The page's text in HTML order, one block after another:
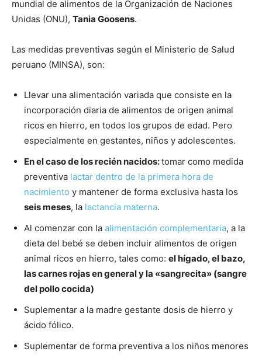
mundial de alimentos de la Organización de Naciones
Unidas (ONU), Tania Goosens.
Las medidas preventivas según el Ministerio de Salud
peruano (MINSA), son:
Llevar una alimentación variada que consiste en la
incorporación diaria de alimentos de origen animal
ricos en hierro, en todos los grupos de edad. Pero
especialmente en gestantes, niños y adolescentes.
En el caso de los recién nacidos:tomar como medida
preventiva lactar dentro de la primera hora de
nacimiento y mantener de forma exclusiva hasta los
seis meses, la lactancia materna.
Al comenzar con la alimentación complementaria, a la
dieta del bebé se deben incluir alimentos de origen
animal ricos en hierro, tales como: el hígado, el bazo,
las carnes rojas en general y la «sangrecita» (sangre
del pollo cocida)
Suplementar a la madre gestante dosis de hierro y
ácido fólico.
Suplementar de forma preventiva a los niños menores